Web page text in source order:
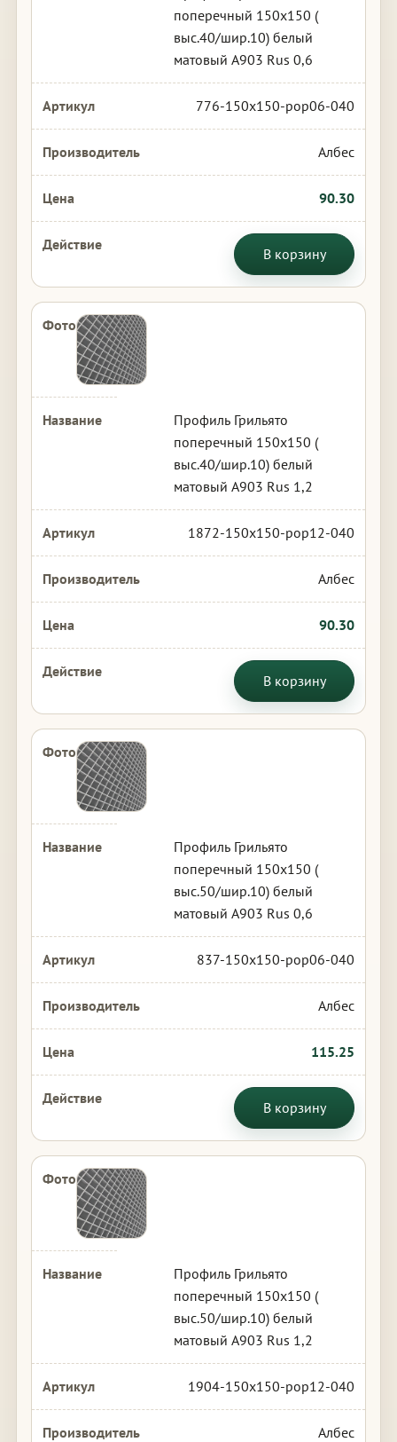
поперечный 150х150 (
выс.40/шир.10) белый
матовый А903 Rus 0,6
776-150x150-pop06-040
Албес
90.30
В корзину
Профиль Грильято
поперечный 150х150 (
выс.40/шир.10) белый
матовый А903 Rus 1,2
1872-150x150-pop12-040
Албес
90.30
В корзину
Профиль Грильято
поперечный 150х150 (
выс.50/шир.10) белый
матовый А903 Rus 0,6
837-150x150-pop06-040
Албес
115.25
В корзину
Профиль Грильято
поперечный 150х150 (
выс.50/шир.10) белый
матовый А903 Rus 1,2
1904-150x150-pop12-040
Албес